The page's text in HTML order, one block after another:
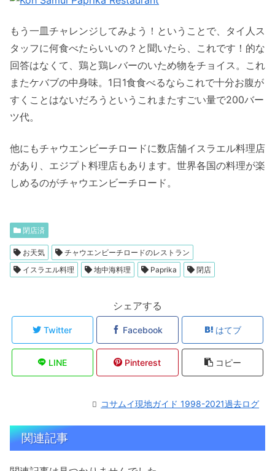
もう一皿チャレンジしてみよう！ということで、タイ人ス
タッフに何食べたらいいの？と聞いたら、これです！的な
回答はなくて、鶏と鶏レバーのいため物をチョイス。これ
またケバブの中身味。1日1食食べるならこれで十分お腹が
すくことはないだろうというこれまたすごい量で200バー
ツ代。
他にもチャウエンビーチロードに数店舗イスラエル料理店
があり、エジプト料理店もあります。世界各国の料理が楽
しめるのがチャウエンビーチロード。
閉店済
お天気
チャウエンビーチロードのレストラン
イスラエル料理
地中海料理 Paprika 閉店
シェアする
Twitter Facebook はてブ
LINE Pinterest コピー
コサムイ現地ガイド 1998-2021過去ログ
関連記事